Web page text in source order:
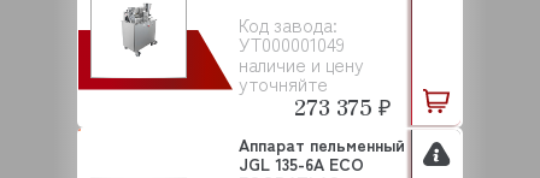
Код завода:
УТ000001049
наличие и цену
уточняйте
273 375 ₽
Аппарат пельменный
JGL 135-6A ECO